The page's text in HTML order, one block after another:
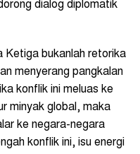
dialog diplomatik
Ketiga bukanlah retorika
menyerang pangkalan
konflik ini meluas ke
minyak global, maka
ke negara-negara
konflik ini, isu energi